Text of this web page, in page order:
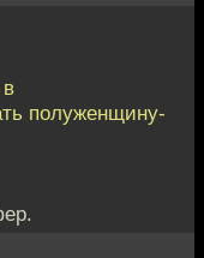
полуженщину-